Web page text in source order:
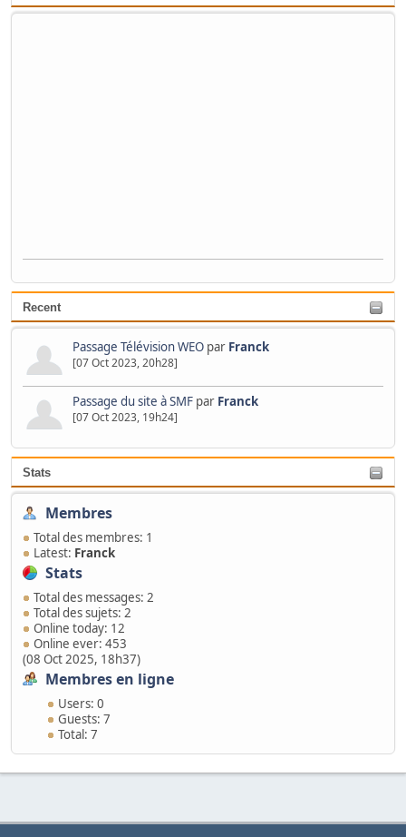
Recent
Passage Télévision WEO par Franck
[07 Oct 2023, 20h28]
Passage du site à SMF par Franck
[07 Oct 2023, 19h24]
Stats
Membres
Total des membres: 1
Latest: Franck
Stats
Total des messages: 2
Total des sujets: 2
Online today: 12
Online ever: 453
(08 Oct 2025, 18h37)
Membres en ligne
Users: 0
Guests: 7
Total: 7